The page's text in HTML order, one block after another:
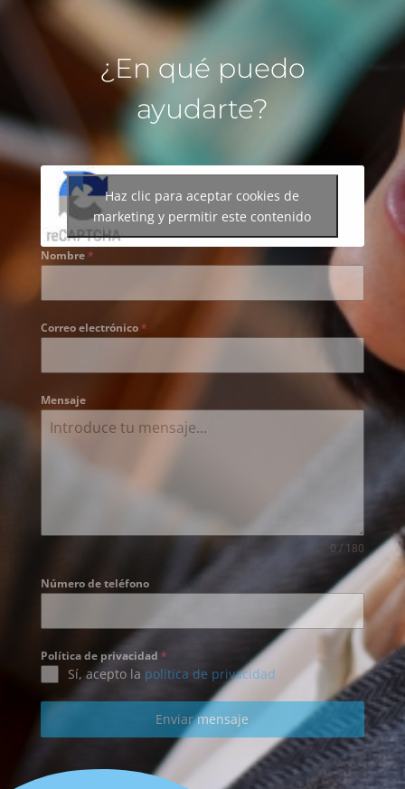
¿En qué puedo
ayudarte?
Haz clic para aceptar cookies de
marketing y permitir este contenido
Nombre*
Correo electrónico*
Mensaje
0 / 180
Número de teléfono
Política de privacidad *
Sí, acepto la política de privacidad
Enviar mensaje